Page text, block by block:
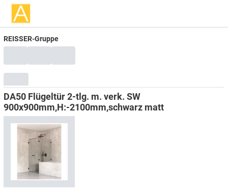
REISSER-Gruppe
DA50 Flügeltür 2-tlg. m. verk. SW
900x900mm,H:-2100mm,schwarz matt